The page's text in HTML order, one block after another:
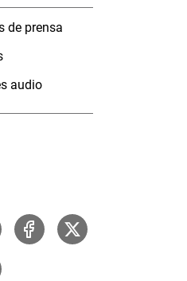
de prensa
audio